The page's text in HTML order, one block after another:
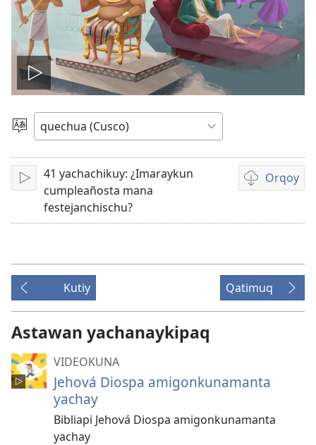
Reproducir
video
Rimasqayki
simita
akllanaykipaq
Qallariy
41 yachachikuy: ¿Imaraykun
cumpleañosta mana
festejanchischu?
Orqoy
Videopi
Kutiy Qatimuq
Astawan yachanaykipaq
VIDEOKUNA
Jehová Diospa amigonkunamanta
yachay
Bibliapi Jehová Diospa amigonkunamanta
yachay